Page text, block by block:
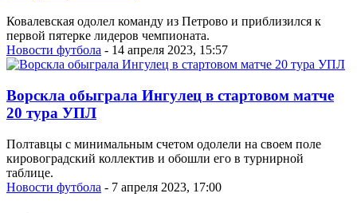
Ковалевская одолел команду из Петрово и приблизился к
первой пятерке лидеров чемпионата.
Новости футбола - 14 апреля 2023, 15:57
Ворскла обыграла Ингулец в стартовом матче
20 тура УПЛ
Полтавцы с минимальным счетом одолели на своем поле
кировоградский коллектив и обошли его в турнирной
таблице.
Новости футбола - 7 апреля 2023, 17:00